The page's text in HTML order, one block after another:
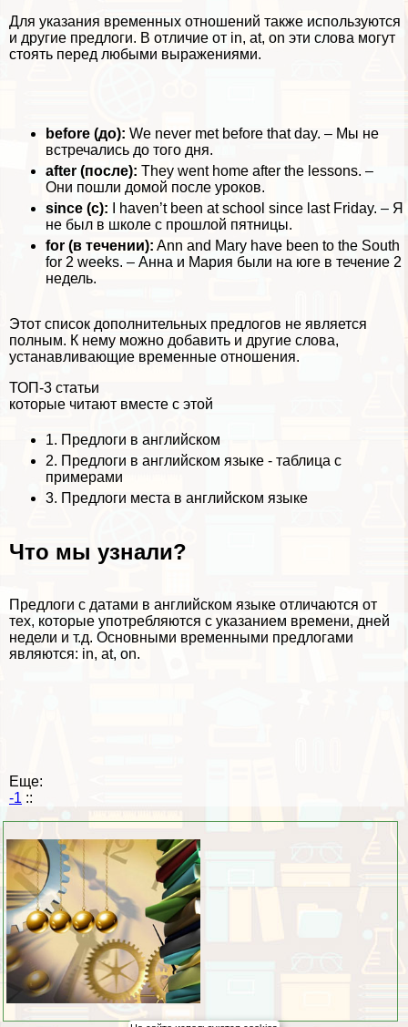
Для указания временных отношений также используются
и другие предлоги. В отличие от in, at, on эти слова могут
стоять перед любыми выражениями.
before (до): We never met before that day. – Мы не
встречались до того дня.
after (после): They went home after the lessons. –
Они пошли домой после уроков.
since (с): I haven’t been at school since last Friday. – Я
не был в школе с прошлой пятницы.
for (в течении): Ann and Mary have been to the South
for 2 weeks. – Анна и Мария были на юге в течение 2
недель.
Этот список дополнительных предлогов не является
полным. К нему можно добавить и другие слова,
устанавливающие временные отношения.
ТОП-3 статьи
которые читают вместе с этой
1. Предлоги в английском
2. Предлоги в английском языке - таблица с
примерами
3. Предлоги места в английском языке
Что мы узнали?
Предлоги с датами в английском языке отличаются от
тех, которые употрeбляются с указанием времени, дней
недели и т.д. Основными временными предлогами
являются: in, at, on.
Еще:
-1 ::